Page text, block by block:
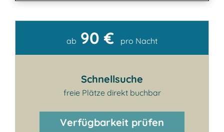
Kontakt
ab 90 € pro Nacht
Schnellsuche
freie Plätze direkt buchbar
Verfügbarkeit prüfen